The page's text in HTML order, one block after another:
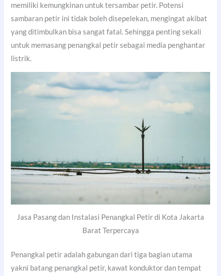
memiliki kemungkinan untuk tersambar petir. Potensi
sambaran petir ini tidak boleh disepelekan, mengingat akibat
yang ditimbulkan bisa sangat fatal. Sehingga penting sekali
untuk memasang penangkal petir sebagai media penghantar
listrik.
Jasa Pasang dan Instalasi Penangkal Petir di Kota Jakarta
Barat Terpercaya
Penangkal petir adalah gabungan dari tiga bagian utama
yakni batang penangkal petir, kawat konduktor dan tempat